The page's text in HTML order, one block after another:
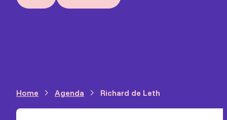
Home Agenda Richard de Leth